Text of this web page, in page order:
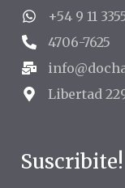
+54 9 11
4706-7625
Libertad
Suscribite!